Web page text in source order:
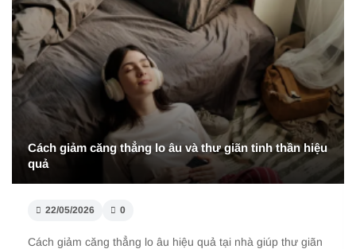
Cách giảm căng thẳng lo âu và thư giãn tinh thần hiệu
quả
22/05/2026 0
Cách giảm căng thẳng lo âu hiệu quả tại nhà giúp thư giãn